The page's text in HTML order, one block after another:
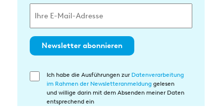
Newsletter abonnieren
Einwilligung
Ich habe die Ausführungen zur Datenverarbeitung
im Rahmen der Newsletteranmeldung gelesen
und willige darin mit dem Absenden meiner Daten
entsprechend ein